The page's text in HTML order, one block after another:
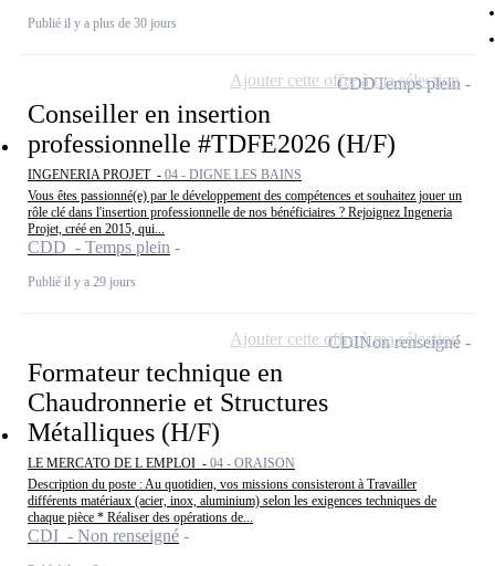
Publié il y a plus de 30 jours
Conseiller en insertion
professionnelle #TDFE2026 (H/F)
INGENERIA PROJET - 04 - DIGNE LES BAINS
Vous êtes passionné(e) par le développement des compétences et souhaitez jouer un
rôle clé dans l'insertion professionnelle de nos bénéficiaires ? Rejoignez Ingeneria
Projet, créé en 2015, qui...
CDD - Temps plein
Publié il y a 29 jours
CDDTemps plein
Ajouter cette offre à ma sélection
Formateur technique en
Chaudronnerie et Structures
Métalliques (H/F)
LE MERCATO DE L EMPLOI - 04 - ORAISON
Description du poste : Au quotidien, vos missions consisteront à Travailler
différents matériaux (acier, inox, aluminium) selon les exigences techniques de
chaque pièce * Réaliser des opérations de...
CDI - Non renseigné
CDINon renseigné
Ajouter cette offre à ma sélection